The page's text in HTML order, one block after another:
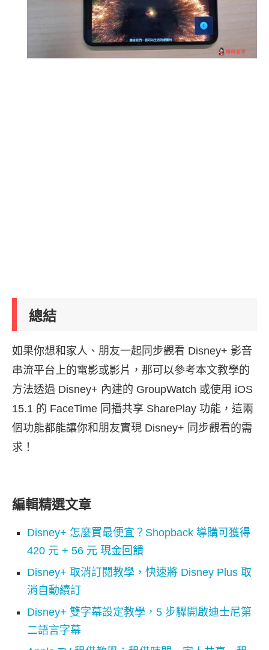
總結
如果你想和家人、朋友一起同步觀看 Disney+ 影音
串流平台上的電影或影片，那可以參考本文教學的
方法透過 Disney+ 內建的 GroupWatch 或使用 iOS
15.1 的 FaceTime 同播共享 SharePlay 功能，這兩
個功能都能讓你和朋友實現 Disney+ 同步觀看的需
求！
編輯精選文章
Disney+ 怎麼買最便宜？Shopback 導購可獲得
420 元 + 56 元 現金回饋
Disney+ 取消訂閱教學，快速將 Disney Plus 取
消自動續訂
Disney+ 雙字幕設定教學，5 步驟開啟迪士尼第
二語言字幕